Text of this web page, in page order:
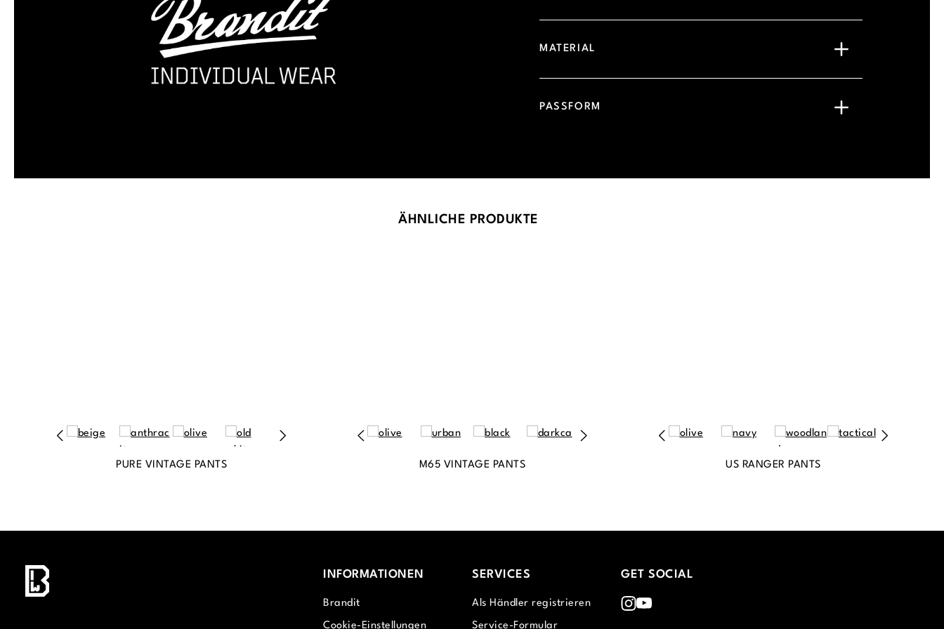
MATERIAL
PASSFORM
ÄHNLICHE PRODUKTE
PURE VINTAGE PANTS M65 VINTAGE PANTS US RANGER PANTS
INFORMATIONEN
Brandit
Cookie-Einstellungen
SERVICES
Als Händler registrieren
Service-Formular
GET SOCIAL
Instagram
Youtube